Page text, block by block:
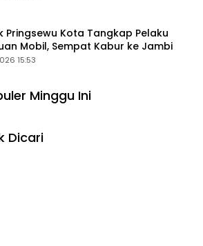
Pringsewu Kota Tangkap Pelaku
Mobil, Sempat Kabur ke Jambi
15:53
Minggu Ini
Dicari